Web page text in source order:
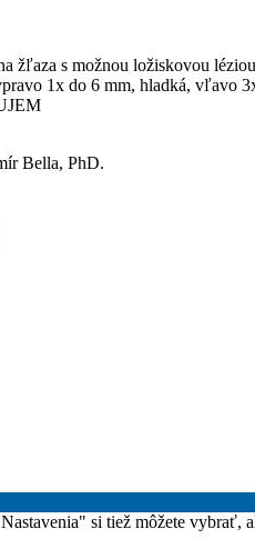
žľaza s možnou ložiskovou
1x do 6 mm, hladká, vľavo
Bella, PhD.
si tiež môžete vybrať,